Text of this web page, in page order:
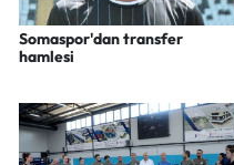
Somaspor'dan transfer
hamlesi